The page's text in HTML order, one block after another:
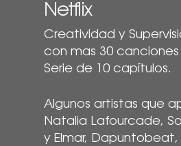
Netflix
Creatividad y
con mas 30
Serie de 10 capítulos.
Algunos artistas que
Natalia Lafourcade,
y Elmar, Dapuntobeat,